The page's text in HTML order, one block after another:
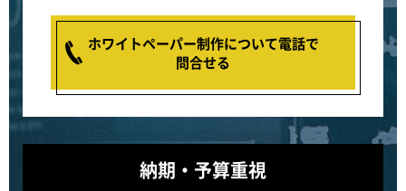
ホワイトペーパー制作について電話で
問合せる
納期・予算重視